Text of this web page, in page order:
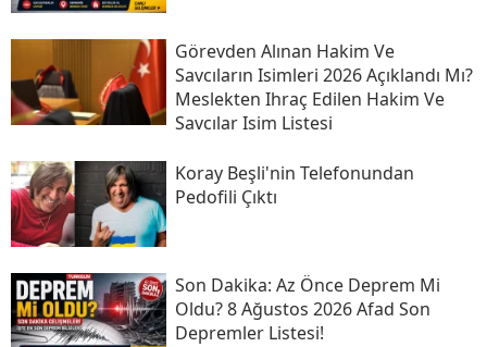
Görevden Alınan Hakim Ve
Savcıların Isimleri 2026 Açıklandı Mı?
Meslekten Ihraç Edilen Hakim Ve
Savcılar Isim Listesi
Koray Beşli'nin Telefonundan
Pedofili Çıktı
Son Daki̇ka: Az Önce Deprem Mi
Oldu? 8 Ağustos 2026 Afad Son
Depremler Listesi!